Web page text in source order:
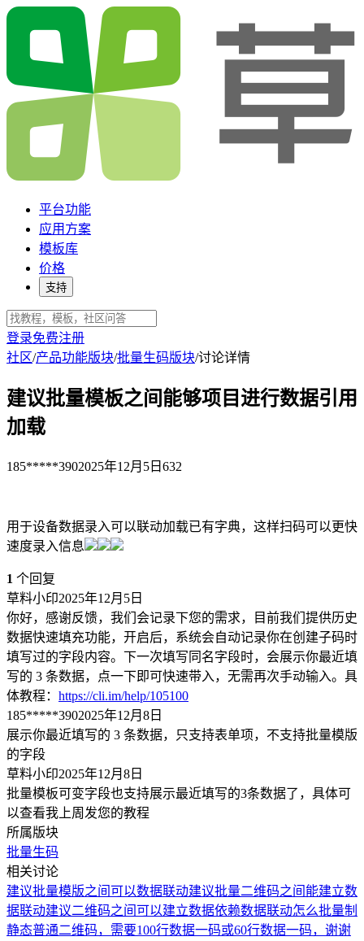
平台功能
应用方案
模板库
价格
支持
登录免费注册
社区/产品功能版块/批量生码版块/讨论详情
建议批量模板之间能够项目进行数据引用
加载
185*****3902025年12月5日 632
用于设备数据录入可以联动加载已有字典，这样扫码可以更快
速度录入信息
1 个回复
草料小印2025年12月5日
你好，感谢反馈，我们会记录下您的需求，目前我们提供历史
数据快速填充功能，开启后，系统会自动记录你在创建子码时
填写过的字段内容。下一次填写同名字段时，会展示你最近填
写的 3 条数据，点一下即可快速带入，无需再次手动输入。具
体教程： https://cli.im/help/105100
185*****3902025年12月8日
展示你最近填写的 3 条数据，只支持表单项，不支持批量模版
的字段
草料小印2025年12月8日
批量模板可变字段也支持展示最近填写的3条数据了，具体可
以查看我上周发您的教程
所属版块
批量生码
相关讨论
建议批量模版之间可以数据联动建议批量二维码之间能建立数
据联动建议二维码之间可以建立数据依赖数据联动怎么批量制
静态普通二维码，需要100行数据一码或60行数据一码，谢谢